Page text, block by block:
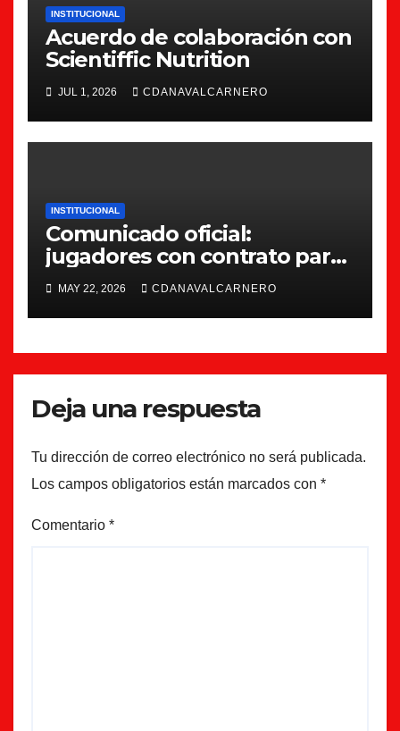
INSTITUCIONAL
Acuerdo de colaboración con
Scientiffic Nutrition
JUL 1, 2026 CDANAVALCARNERO
INSTITUCIONAL
Comunicado oficial:
jugadores con contrato para
la 26/27
MAY 22, 2026 CDANAVALCARNERO
Deja una respuesta
Tu dirección de correo electrónico no será publicada.
Los campos obligatorios están marcados con *
Comentario *